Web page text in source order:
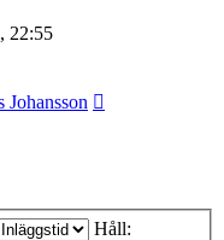
22:55
Johansson
Håll: